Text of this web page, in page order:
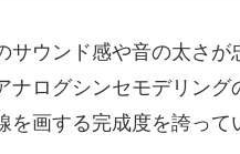
サウンド感や音の太さが
ナログシンセモデリング
を画する完成度を誇って